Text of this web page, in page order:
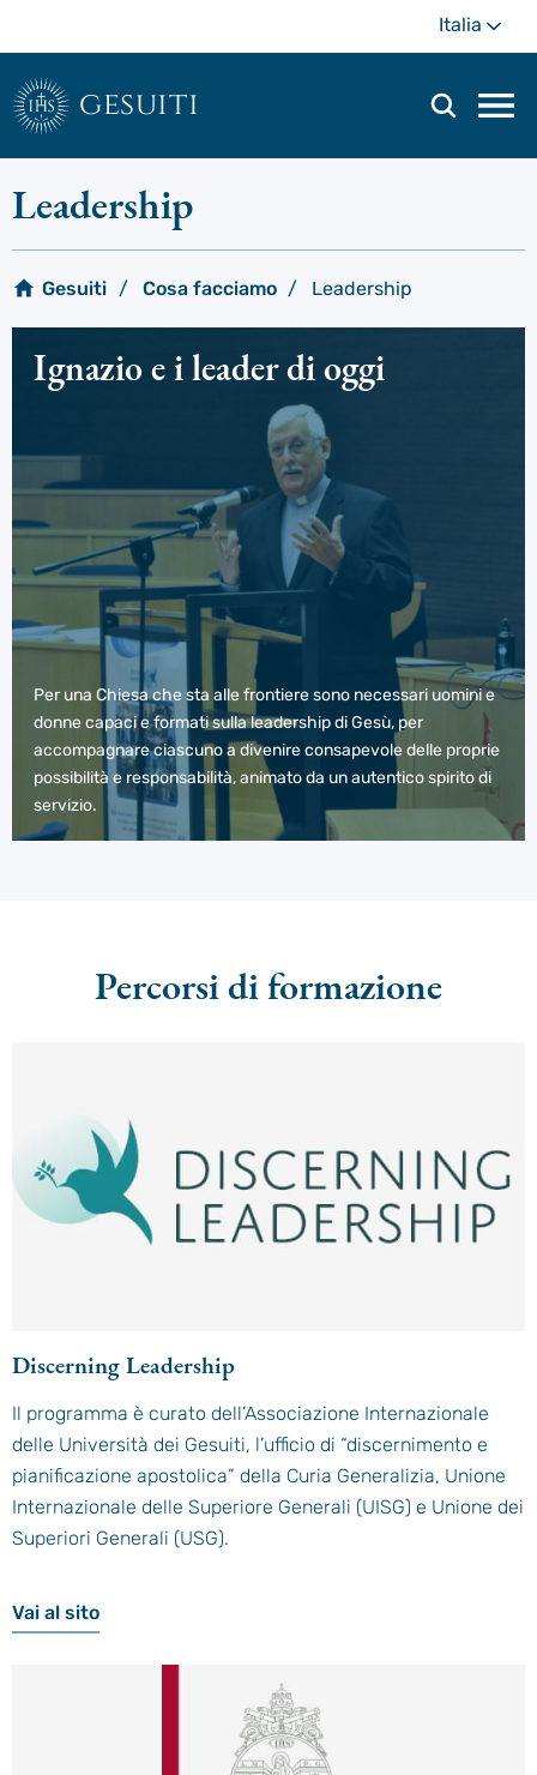
contenuto
principale
Italia
gesuiti
di
Leadership
Gesuiti Cosa facciamo Leadership
Ignazio e i leader di oggi
Per una Chiesa che sta alle frontiere sono necessari uomini e
donne capaci e formati sulla leadership di Gesù, per
accompagnare ciascuno a divenire consapevole delle proprie
possibilità e responsabilità, animato da un autentico spirito di
servizio.
Percorsi di formazione
Discerning Leadership
Il programma è curato dell’Associazione Internazionale
delle Università dei Gesuiti, l’ufficio di “discernimento e
pianificazione apostolica” della Curia Generalizia, Unione
Internazionale delle Superiore Generali (UISG) e Unione dei
Superiori Generali (USG).
Vai al sito